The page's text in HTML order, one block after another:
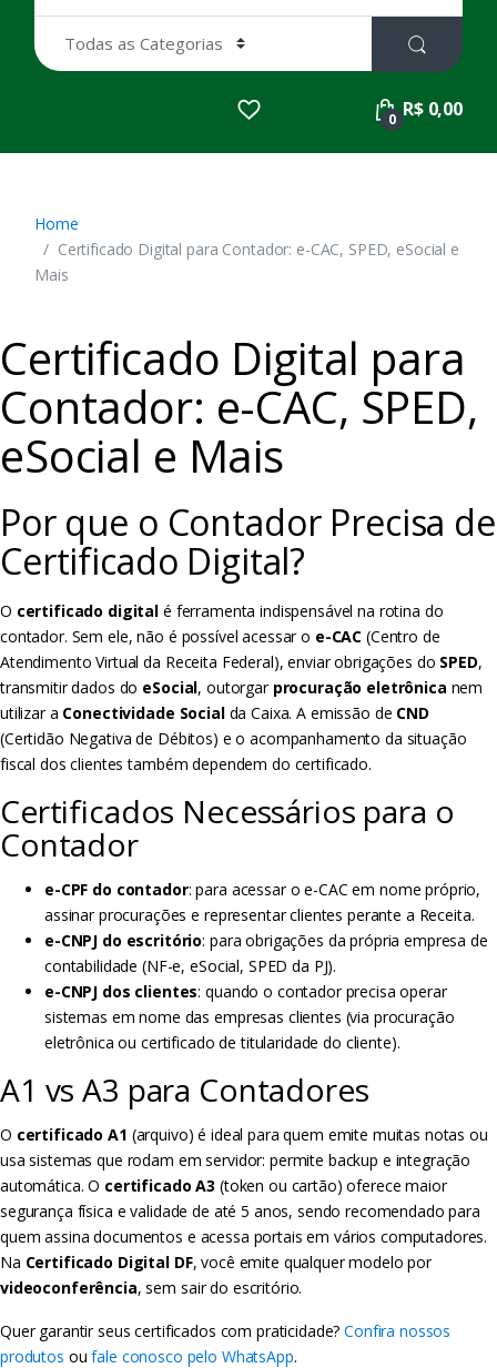
a
r
:
0 R$ 0,00
Home
Certificado Digital para Contador: e-CAC, SPED, eSocial e
Mais
Certificado Digital para
Contador: e-CAC, SPED,
eSocial e Mais
Por que o Contador Precisa de
Certificado Digital?
O certificado digital é ferramenta indispensável na rotina do
contador. Sem ele, não é possível acessar o e-CAC (Centro de
Atendimento Virtual da Receita Federal), enviar obrigações do SPED,
transmitir dados do eSocial, outorgar procuração eletrônica nem
utilizar a Conectividade Socialda Caixa. A emissão de CND
(Certidão Negativa de Débitos) e o acompanhamento da situação
fiscal dos clientes também dependem do certificado.
Certificados Necessários para o
Contador
e-CPF do contador: para acessar o e-CAC em nome próprio,
assinar procurações e representar clientes perante a Receita.
e-CNPJ do escritório: para obrigações da própria empresa de
contabilidade (NF-e, eSocial, SPED da PJ).
e-CNPJ dos clientes: quando o contador precisa operar
sistemas em nome das empresas clientes (via procuração
eletrônica ou certificado de titularidade do cliente).
A1 vs A3 para Contadores
O certificado A1 (arquivo) é ideal para quem emite muitas notas ou
usa sistemas que rodam em servidor: permite backup e integração
automática. O certificado A3 (token ou cartão) oferece maior
segurança física e validade de até 5 anos, sendo recomendado para
quem assina documentos e acessa portais em vários computadores.
Na Certificado Digital DF, você emite qualquer modelo por
videoconferência, sem sair do escritório.
Quer garantir seus certificados com praticidade?Confira nossos
produtos oufale conosco pelo WhatsApp.